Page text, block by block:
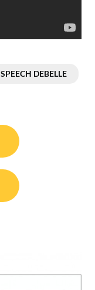
SPEECH DEBELLE